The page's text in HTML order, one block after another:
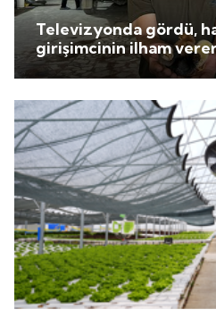
Televizyonda gördü,
girişimcinin ilham